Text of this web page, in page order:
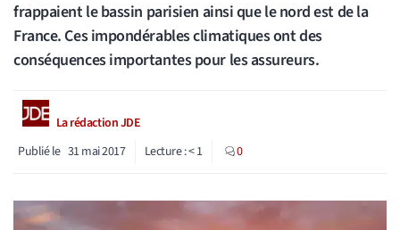
frappaient le bassin parisien ainsi que le nord est de la
France. Ces impondérables climatiques ont des
conséquences importantes pour les assureurs.
La rédaction JDE
Publié le 31 mai 2017 Lecture :< 1 0